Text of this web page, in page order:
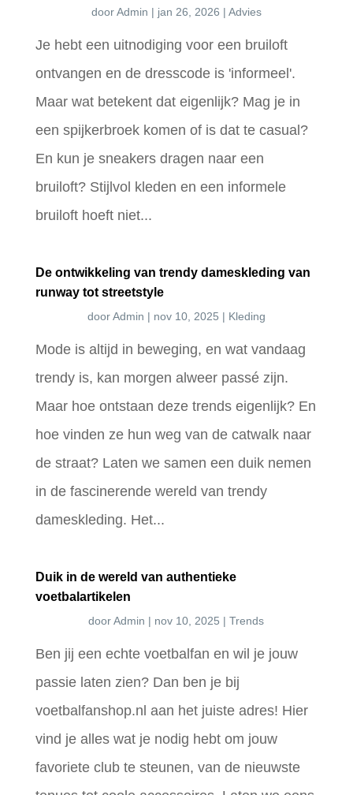
doorAdmin | jan 26, 2026 | Advies
Je hebt een uitnodiging voor een bruiloft
ontvangen en de dresscode is 'informeel'.
Maar wat betekent dat eigenlijk? Mag je in
een spijkerbroek komen of is dat te casual?
En kun je sneakers dragen naar een
bruiloft? Stijlvol kleden en een informele
bruiloft hoeft niet...
De ontwikkeling van trendy dameskleding van
runway tot streetstyle
doorAdmin | nov 10, 2025 | Kleding
Mode is altijd in beweging, en wat vandaag
trendy is, kan morgen alweer passé zijn.
Maar hoe ontstaan deze trends eigenlijk? En
hoe vinden ze hun weg van de catwalk naar
de straat? Laten we samen een duik nemen
in de fascinerende wereld van trendy
dameskleding. Het...
Duik in de wereld van authentieke
voetbalartikelen
doorAdmin | nov 10, 2025 |Trends
Ben jij een echte voetbalfan en wil je jouw
passie laten zien? Dan ben je bij
voetbalfanshop.nl aan het juiste adres! Hier
vind je alles wat je nodig hebt om jouw
favoriete club te steunen, van de nieuwste